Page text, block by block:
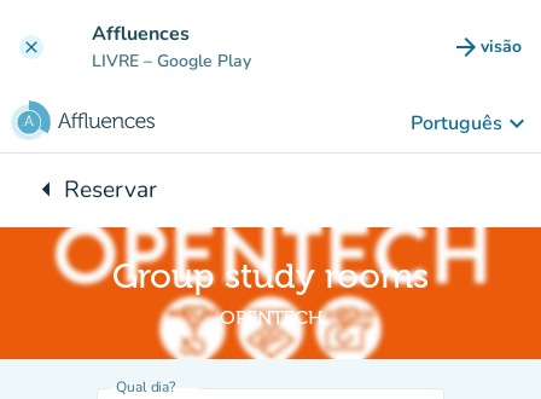
clear Affluences
LIVRE – Google Play arrow_forward visão
(novo
Português keyboard_arrow_down
arrow_leftVoltar para:
Reservar
Group study rooms
OPENTECH
Qual dia?